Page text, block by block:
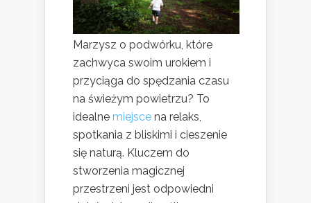
Marzysz o podwórku, które
zachwyca swoim urokiem i
przyciąga do spędzania czasu
na świeżym powietrzu? To
idealne miejsce na relaks,
spotkania z bliskimi i cieszenie
się naturą. Kluczem do
stworzenia magicznej
przestrzeni jest odpowiedni